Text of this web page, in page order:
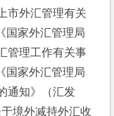
市外汇管理有关
国家外汇管理局
管理工作有关事
国家外汇管理局
通知》（汇发
境外减持外汇收